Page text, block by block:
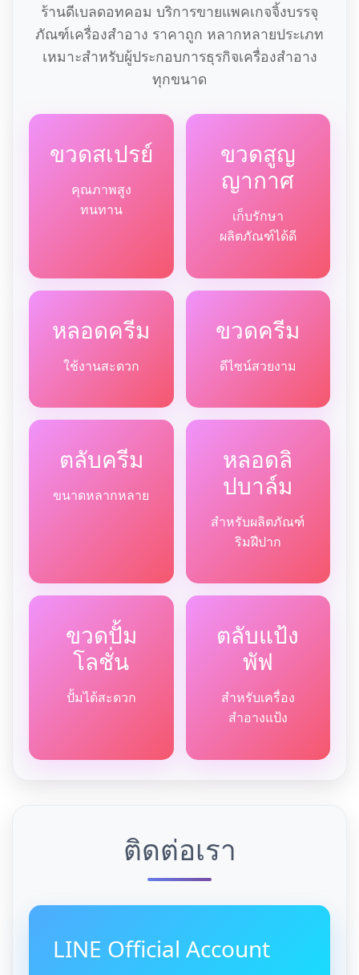
ร้านดีเบลดอทคอม บริการขายแพคเกจจิ้งบรรจุ
ภัณฑ์เครื่องสำอาง ราคาถูก หลากหลายประเภท
เหมาะสำหรับผู้ประกอบการธุรกิจเครื่องสำอาง
ทุกขนาด
ขวดสเปรย์
คุณภาพสูง
ทนทาน
ขวดสูญ
ญากาศ
เก็บรักษา
ผลิตภัณฑ์ได้ดี
หลอดครีม
ใช้งานสะดวก
ขวดครีม
ดีไซน์สวยงาม
ตลับครีม
ขนาดหลากหลาย
หลอดลิ
ปบาล์ม
สำหรับผลิตภัณฑ์
ริมฝีปาก
ขวดปั้ม
โลชั่น
ปั้มได้สะดวก
ตลับแป้ง
พัฟ
สำหรับเครื่อง
สำอางแป้ง
ติดต่อเรา
LINE Official Account